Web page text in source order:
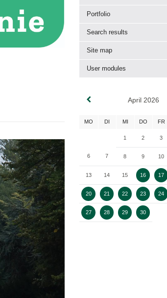
Portfolio
Search results
Site map
User modules
April 2026
MO DI MI DO FR
1 2 3
6 7 8 9 10
13 14 15 16 17
20 21 22 23 24
27 28 29 30